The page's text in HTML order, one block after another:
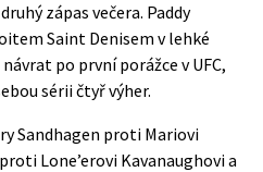
zápas večera. Paddy
Saint Denisem v lehké
po první porážce v UFC,
sérii čtyř výher.
Sandhagen proti Mariovi
Lone’erovi Kavanaughovi a